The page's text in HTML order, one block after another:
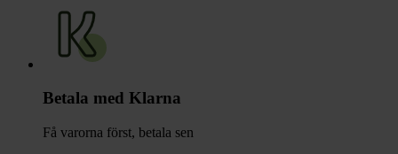
Betala med Klarna
Få varorna först, betala sen